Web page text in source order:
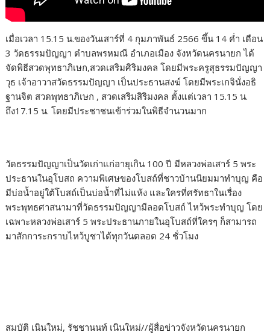
เมื่อเวลา 15.15 น.ของวันเสาร์ที่ 4 กุมภาพันธ์ 2566 ขึ้น 14 ค่ำ เดือน
3 วัดธรรมปัญญา ตำบลพรหมณี อำเภอเมือง จังหวัดนครนายก ได้
จัดพิธีสวดพุทธาภิเษก,สวดเสริมศิริมงคล โดยมีพระครูสุธรรมปัญญา
วุธ เจ้าอาวาสวัดธรรมปัญญา เป็นประธานสงฆ์ โดยมีพระเกจินั่งอธิ
ฐานจิต สวดพุทธาภิเษก , สวดเสริมสิริมงคล ตั้งแต่เวลา 15.15 น.
ถึง17.15 น. โดยมีประชาชนเข้าร่วมในพิธีจำนวนมาก
วัดธรรมปัญญาเป็นวัดเก่าแก่อายุเกิน 100 ปี มีหลวงพ่อเสาร์ 5 พระ
ประธานในอุโบสถ ความพิเศษของโบสถ์ที่ชาวบ้านนิยมมาทำบุญ คือ
มีบ่อน้ำอยู่ใต้โบสถ์เป็นบ่อน้ำที่ไม่แห้ง และใครที่ศรัทธาในเรื่อง
พระพุทธศาสนามาที่วัดธรรมปัญญามีลอดโบสถ์ ไหว้พระทำบุญ โดย
เฉพาะหลวงพ่อเสาร์ 5 พระประธานภายในอุโบสถ์ที่ใครๆ ก็สามารถ
มาสักการะกราบไหว้บูชาได้ทุกวันตลอด 24 ชั่วโมง
สมบัติ เนินใหม่, รัชชานนท์ เนินใหม่//ผู้สื่อข่าวจังหวัดนครนายก